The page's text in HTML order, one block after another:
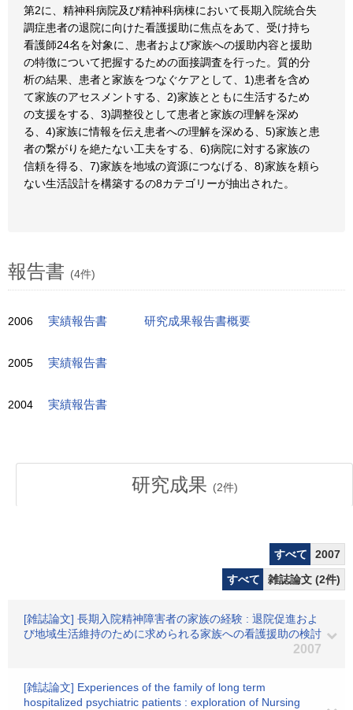
第2に、精神科病院及び精神科病棟において長期入院統合失
調症患者の退院に向けた看護援助に焦点をあて、受け持ち
看護師24名を対象に、患者および家族への援助内容と援助
の特徴について把握するための面接調査を行った。質的分
析の結果、患者と家族をつなぐケアとして、1)患者を含め
て家族のアセスメントする、2)家族とともに生活するため
の支援をする、3)調整役として患者と家族の理解を深め
る、4)家族に情報を伝え患者への理解を深める、5)家族と患
者の繋がりを絶たない工夫をする、6)病院に対する家族の
信頼を得る、7)家族を地域の資源につなげる、8)家族を頼ら
ない生活設計を構築するの8カテゴリーが抽出された。
報告書 (4件)
2006 実績報告書 研究成果報告書概要
2005 実績報告書
2004 実績報告書
研究成果 (2件)
すべて
2007
すべて
雑誌論文 (2件)
[雑誌論文] 長期入院精神障害者の家族の経験 : 退院促進およ
び地域生活維持のために求められる家族への看護援助の検討
2007
[雑誌論文] Experiences of the family of long term
hospitalized psychiatric patients : exploration of Nursing